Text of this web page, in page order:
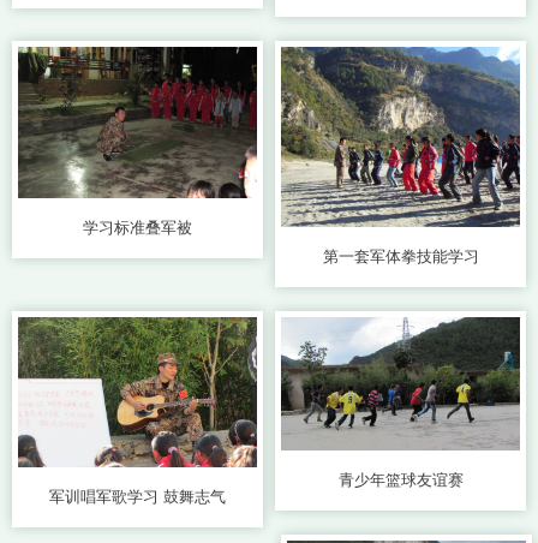
学习标准叠军被
第一套军体拳技能学习
军训唱军歌学习 鼓舞志气
青少年篮球友谊赛